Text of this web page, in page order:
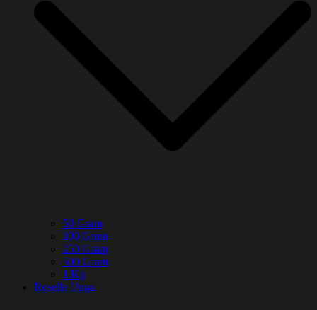
50 Gram
100 Gram
250 Gram
500 Gram
1 Kg
Rosella Ungu